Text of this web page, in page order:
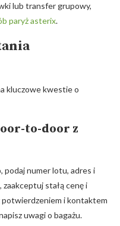
lub transfer grupowy,
paryż asterix.
kluczowe kwestie o
to-door z
podaj numer lotu, adres i
zaakceptuj stałą cenę i
potwierdzeniem i kontaktem
uwagi o bagażu.